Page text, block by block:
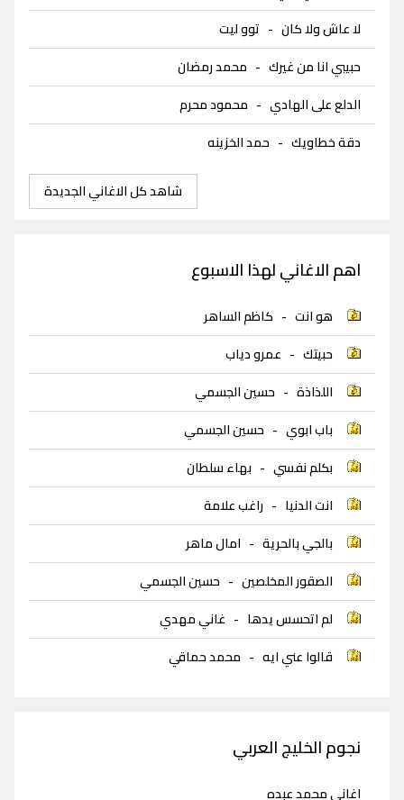
لا عاش ولا كان - توو ليت
حبيبي انا من غيرك - محمد رمضان
الدلع على الهادي - محمود محرم
دقة خطاويك - حمد الخزينه
شاهد كل الاغاني الجديدة
اهم الاغاني لهذا الاسبوع
هو انت - كاظم الساهر
حبيتك - عمرو دياب
اللذاذة - حسين الجسمي
باب ابوي - حسين الجسمي
بكلم نفسي - بهاء سلطان
انت الدنيا - راغب علامة
بالجي بالحرية - امال ماهر
الصقور المخلصين - حسين الجسمي
لم اتحسس يدها - غاني مهدي
قالوا عني ايه - محمد حماقي
نجوم الخليج العربي
اغاني محمد عبده